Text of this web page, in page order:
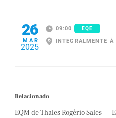
26
MAR
2025
09:00 EQE
INTEGRALMENTE
Relacionado
EQM de Thales Rogério Sales